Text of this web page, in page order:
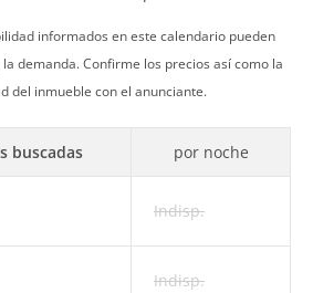
informados en este calendario pueden
demanda. Confirme los precios así como la
del inmueble con el anunciante.
buscadas por noche
Indisp.
Indisp.